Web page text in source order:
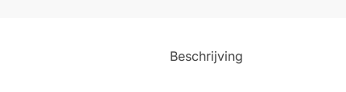
Beschrijving